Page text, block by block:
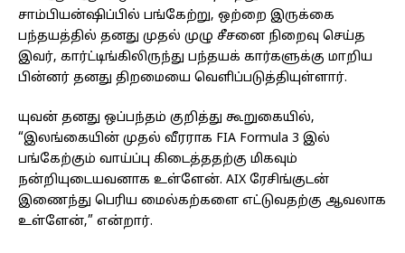
சாம்பியன்ஷிப்பில் பங்கேற்று, ஒற்றை இருக்கை
பந்தயத்தில் தனது முதல் முழு சீசனை நிறைவு செய்த
இவர், கார்ட்டிங்கிலிருந்து பந்தயக் கார்களுக்கு மாறிய
பின்னர் தனது திறமையை வெளிப்படுத்தியுள்ளார்.
யுவன் தனது ஒப்பந்தம் குறித்து கூறுகையில்,
“இலங்கையின் முதல் வீரராக FIA Formula 3 இல்
பங்கேற்கும் வாய்ப்பு கிடைத்ததற்கு மிகவும்
நன்றியுடையவனாக உள்ளேன். AIX ரேசிங்குடன்
இணைந்து பெரிய மைல்கற்களை எட்டுவதற்கு ஆவலாக
உள்ளேன்,” என்றார்.